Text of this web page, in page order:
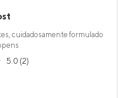
cuidadosamente formulado
5.0 (2)